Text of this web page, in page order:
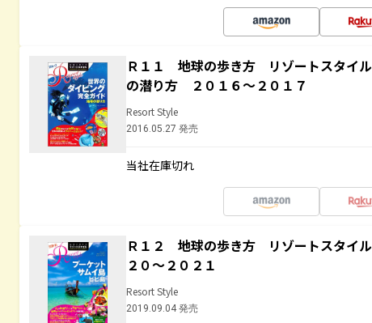
Ｒ１１ 地球の歩き方 リゾートスタ
の潜り方 ２０１６～２０１７
Resort Style
2016.05.27 発売
当社在庫切れ
Ｒ１２ 地球の歩き方 リゾートスタ
２０～２０２１
Resort Style
2019.09.04 発売